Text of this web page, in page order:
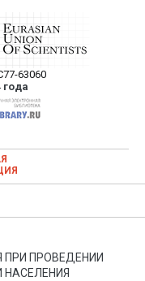
Ученых —
статей в
журнале
63060
года
научных статей в
журнале
ПРИ ПРОВЕДЕНИИ